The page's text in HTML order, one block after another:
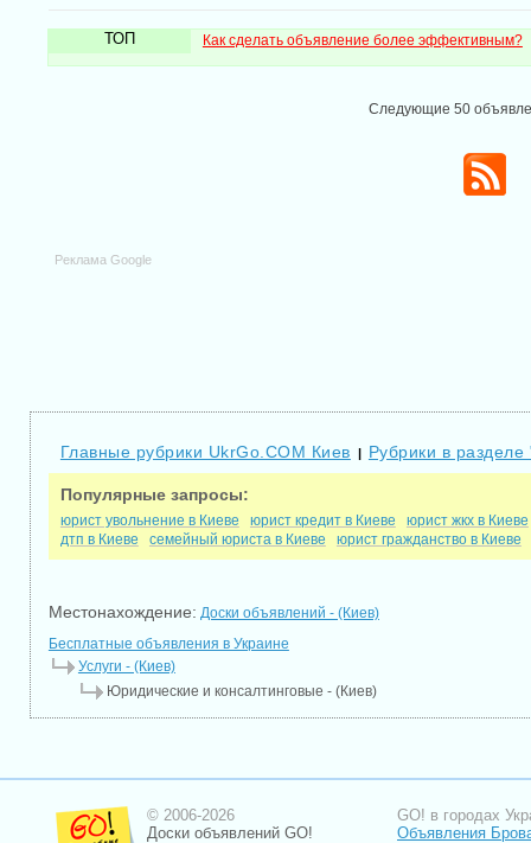
ТОП Как сделать объявление более эффективным?
Следующие 50
Реклама Google
Главные рубрики UkrGo.COM Киев | Рубрики в разделе
Популярные запросы:
юрист увольнение в Киеве юрист кредит в Киеве
юрист жкх в Киеве
дтп в Киеве
семейный юриста в Киеве юрист гражданство в Киеве
Местонахождение: Доски объявлений - (Киев)
Бесплатные объявления в Украине
Услуги - (Киев)
Юридические и консалтинговые - (Киев)
© 2006-2026
Доски объявлений GO!
GO! в городах
Объявления